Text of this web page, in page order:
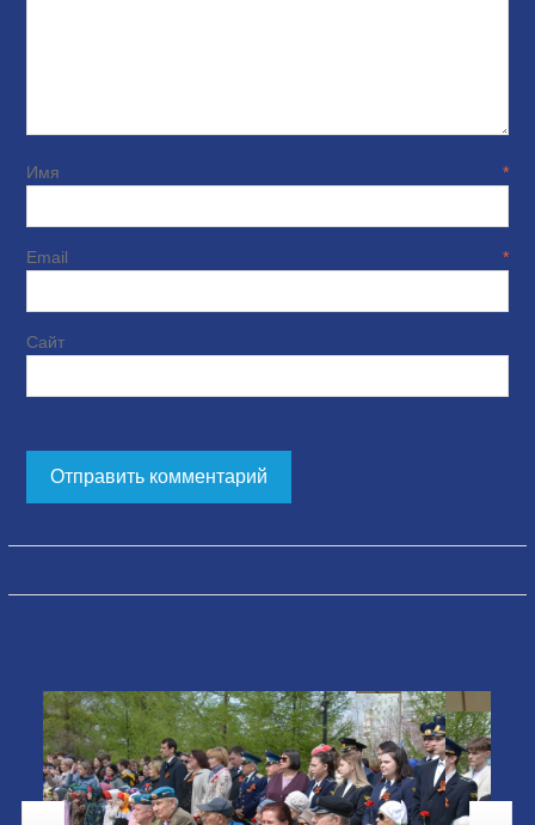
Имя*
Email*
Сайт